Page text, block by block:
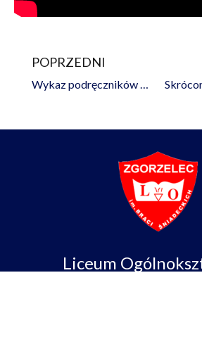
Prev
POPRZEDNI
Wykaz podręczników na rok szkolny 2024/2025
Liceum